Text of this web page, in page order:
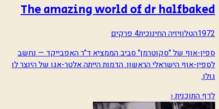
The amazing world of dr halfbaked
1972הטלוויזיה החינוכית4 פרקים
ספין-אוף של "סקוטרמן" סביב הממציא ד"ר האפבייקד — נחשב
לספין-אוף הישראלי הראשון. הדמות הייתה אלטר-אגו של היוצר לו
גולן.
לדף התוכנית ‹